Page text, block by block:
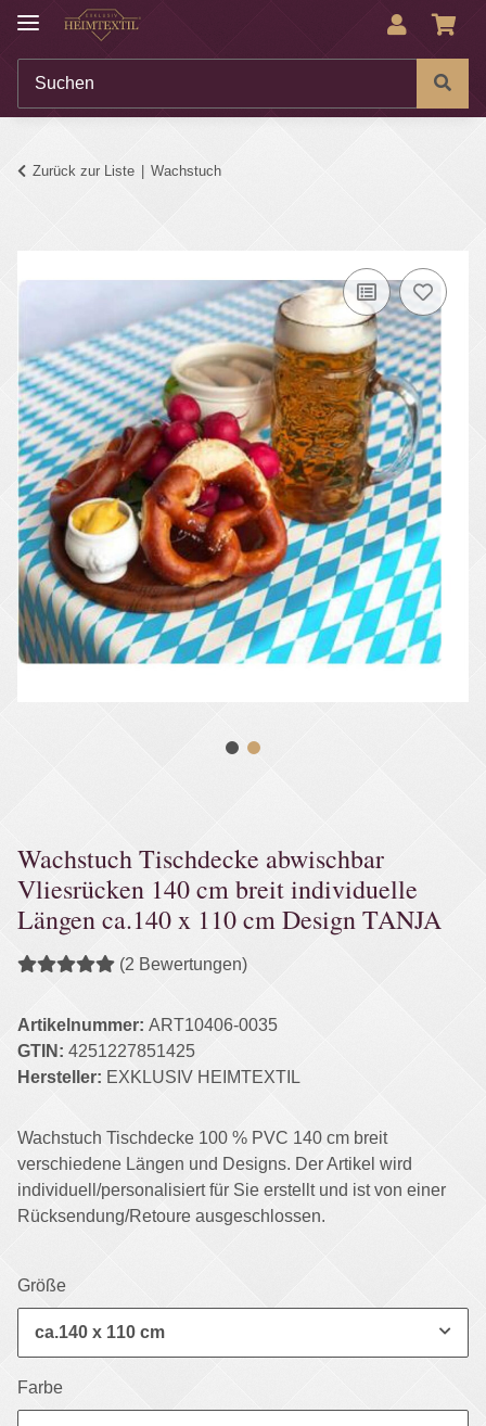
Zurück zur Liste Wachstuch
Wachstuch Tischdecke abwischbar
Vliesrücken 140 cm breit individuelle
Längen ca.140 x 110 cm Design TANJA
(2 Bewertungen)
Artikelnummer: ART10406-0035
GTIN: 4251227851425
Hersteller: EXKLUSIV HEIMTEXTIL
Wachstuch Tischdecke 100 % PVC 140 cm breit
verschiedene Längen und Designs. Der Artikel wird
individuell/personalisiert für Sie erstellt und ist von einer
Rücksendung/Retoure ausgeschlossen.
Größe
ca.140 x 110 cm
Farbe